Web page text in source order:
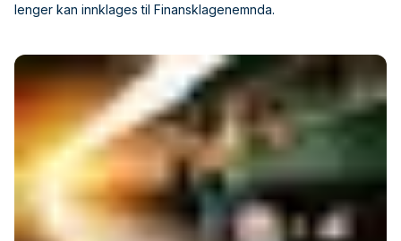
lenger kan innklages til Finansklagenemnda.